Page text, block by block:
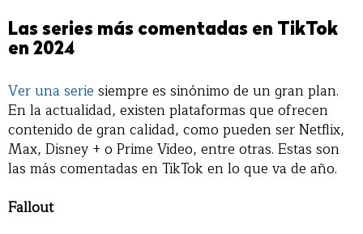
Las series más comentadas en TikTok
en 2024
Ver una serie siempre es sinónimo de un gran plan.
En la actualidad, existen plataformas que ofrecen
contenido de gran calidad, como pueden ser Netflix,
Max, Disney + o Prime Video, entre otras. Estas son
las más comentadas en TikTok en lo que va de año.
Fallout